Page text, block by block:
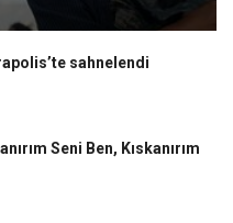
sahnelendi
Seni Ben, Kıskanırım